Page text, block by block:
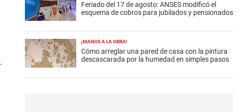
.
Feriado del 17 de agosto: ANSES modificó el
esquema de cobros para jubilados y pensionados
¡MANOS A LA OBRA!
Cómo arreglar una pared de casa con la pintura
descascarada por la humedad en simples pasos